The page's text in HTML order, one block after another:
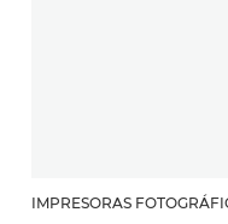
IMPRESORAS